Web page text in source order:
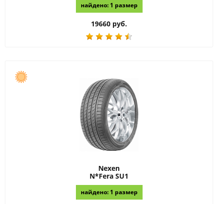
найдено: 1 размер
19660 руб.
Nexen
N*Fera SU1
найдено: 1 размер